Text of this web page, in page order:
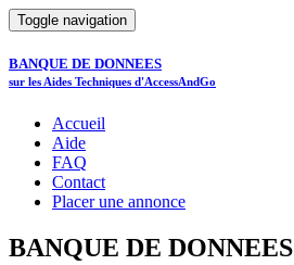
Toggle navigation
BANQUE DE DONNEES
sur les Aides Techniques d'AccessAndGo
Accueil
Aide
FAQ
Contact
Placer une annonce
BANQUE DE DONNEES